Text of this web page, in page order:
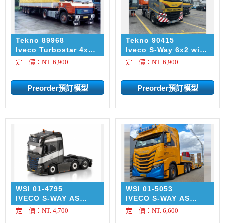
Tekno 89968
Iveco Turbostar 4x2
with 3-axle classic
curtain-sided trailer
定 價：NT. 6,900
Tekno 90415
Iveco S-Way 6x2 with
3-axle tarpaulin
trailer Friderici
定 價：NT. 6,900
WSI 01-4795
IVECO S-WAY AS
HIGH 6X2 TWIN
STEER RTS Transport
定 價：NT. 4,700
WSI 01-5053
IVECO S-WAY AS
HIGH MY2024 6X2
TWIN STEER SEMI
定 價：NT. 6,600